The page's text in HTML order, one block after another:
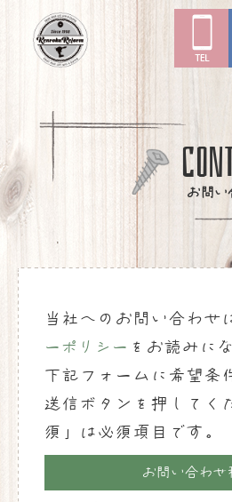
お問い
当社へのお問い合わせ
ーポリシー をお読みに
下記フォームに希望条
送信ボタンを押してく
須」は必須項目です。
お問い合わせ